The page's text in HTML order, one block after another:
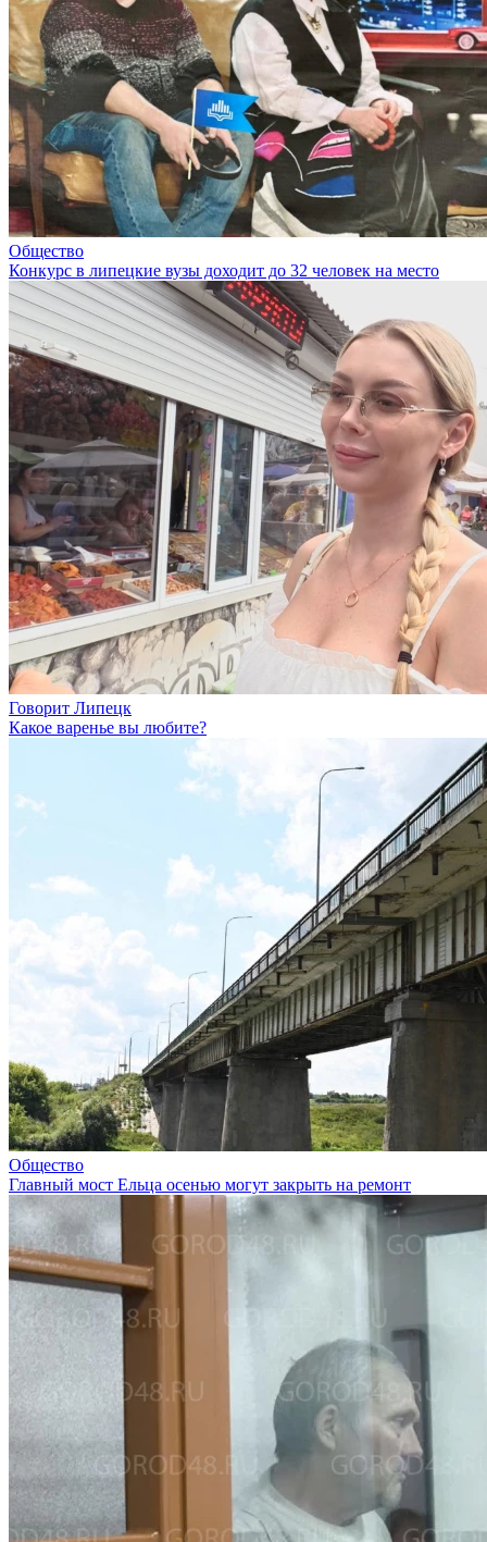
Общество
Конкурс в липецкие вузы доходит до 32 человек на место
Говорит Липецк
Какое варенье вы любите?
Общество
Главный мост Ельца осенью могут закрыть на ремонт